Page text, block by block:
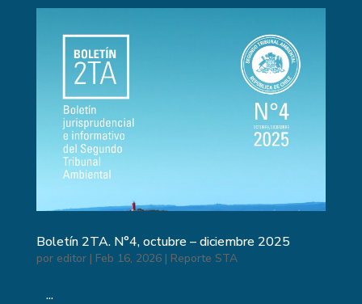
Boletín 2TA. N°4, octubre – diciembre 2025
por editor| Feb 16, 2026| Reporte STA
...